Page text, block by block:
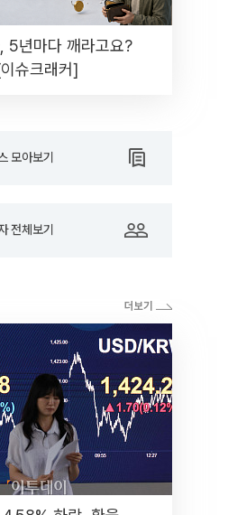
5년마다 깨라고요?
슈크래커]
모아보기
전체보기